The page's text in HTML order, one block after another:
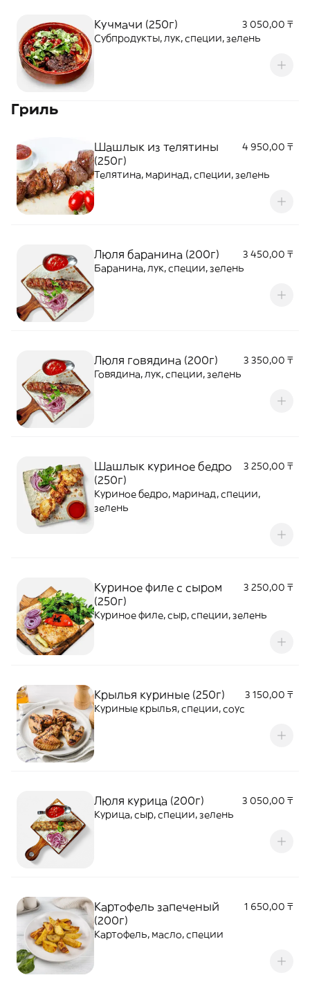
Кучмачи (250г)
3 050,00 ₸
Субпродукты, лук, специи, зелень
Гриль
Шашлык из телятины
(250г)
4 950,00 ₸
Телятина, маринад, специи, зелень
Люля баранина (200г)
3 450,00 ₸
Баранина, лук, специи, зелень
Люля говядина (200г)
3 350,00 ₸
Говядина, лук, специи, зелень
Шашлык куриное бедро
(250г)
3 250,00 ₸
Куриное бедро, маринад, специи,
зелень
Куриное филе с сыром
(250г)
3 250,00 ₸
Куриное филе, сыр, специи, зелень
Крылья куриные (250г)
3 150,00 ₸
Куриные крылья, специи, соус
Люля курица (200г)
3 050,00 ₸
Курица, сыр, специи, зелень
Картофель запеченый
(200г)
1 650,00 ₸
Картофель, масло, специи